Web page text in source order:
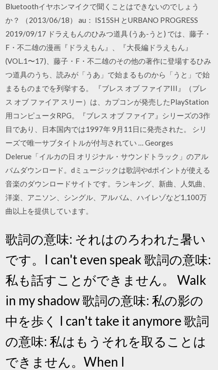
Bluetoothイヤホンマイクで聞くことはできないのでしょう
か？ （2013/06/18） au： IS15SH とURBANO PROGRESS
2019/09/17 ドラえもんのひみつ道具 (うあ-うと) では、藤子・
F・不二雄の漫画『ドラえもん』、『大長編ドラえもん』
(VOL.1〜17)、藤子・F・不二雄のその他の著作に登場するひみ
つ道具のうち、読みが「うあ」で始まるものから「うと」で始
まるものまでを列挙する。 『ブレス オブ ファイアIII』（ブレ
ス オブ ファイア スリー）は、カプコンが発売したPlayStation
用コンピュータRPG。『ブレス オブ ファイア』シリーズの3作
目であり、日本国内では1997年 9月11日に発売された。 シリ
ーズで唯一サブタイトルが付与されてい … Georges
Delerue「イルカの日 オリジナル・サウンドトラック」のアル
バムダウンロード。dミュージックは歌詞やdポイントが使える
音楽のダウンロードサイトです。ランキング、新曲、人気曲、
洋楽、アニソン、シングル、アルバム、ハイレゾなど1,100万
曲以上を提供しています。
歌詞の意味: それはのろわれた暑い
です。I can't even speak 歌詞の意味:
私も話すことができません。 Walk
in my shadow 歌詞の意味: 私の影の
中を歩く I can't take it anymore 歌詞
の意味: 私はもうそれを取ることは
できません。When I